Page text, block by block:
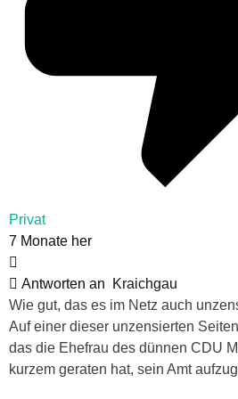
Privat
7 Monate her
Antworten an
Kraichgau
Wie gut, das es im Netz auch
Auf einer dieser unzensierten
das die Ehefrau des dünnen CDU
kurzem geraten hat, sein Amt